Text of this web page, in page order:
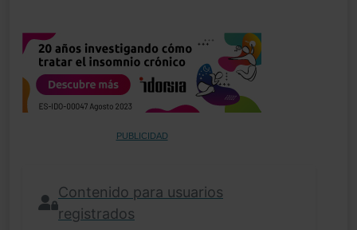
PUBLICIDAD
Contenido para usuarios
registrados